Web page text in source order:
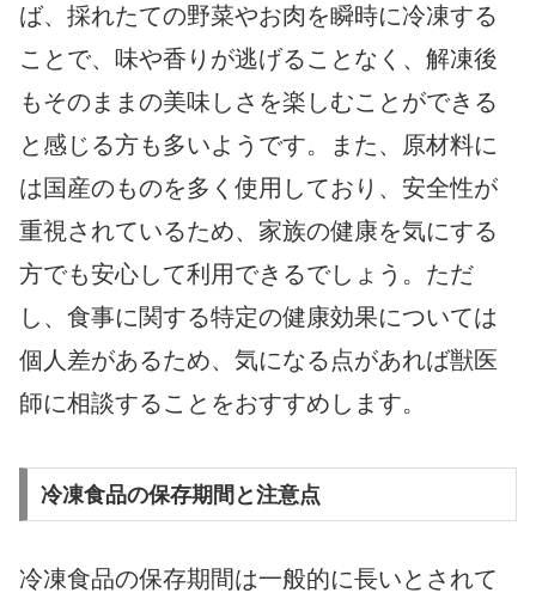
ば、採れたての野菜やお肉を瞬時に冷凍する
ことで、味や香りが逃げることなく、解凍後
もそのままの美味しさを楽しむことができる
と感じる方も多いようです。また、原材料に
は国産のものを多く使用しており、安全性が
重視されているため、家族の健康を気にする
方でも安心して利用できるでしょう。ただ
し、食事に関する特定の健康効果については
個人差があるため、気になる点があれば獣医
師に相談することをおすすめします。
冷凍食品の保存期間と注意点
冷凍食品の保存期間は一般的に長いとされて